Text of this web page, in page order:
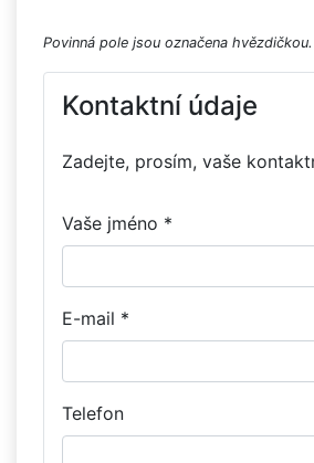
Povinná pole jsou označena hvězdičkou.
Kontaktní údaje
Zadejte, prosím, vaše
Vaše jméno *
E-mail *
Telefon